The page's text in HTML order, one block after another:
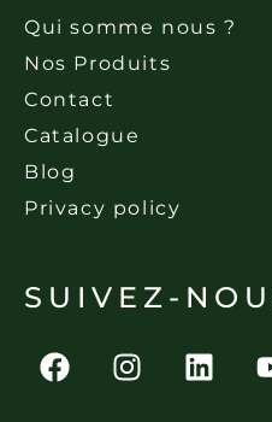
Qui somme nous ?
Nos Produits
Contact
Catalogue
Blog
Privacy policy
SUIVEZ-